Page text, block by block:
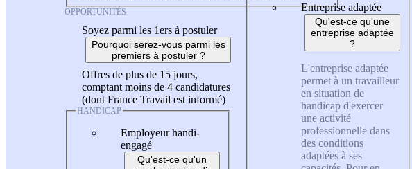
OPPORTUNITÉS
Soyez parmi les 1ers à postuler
Pourquoi serez-vous parmi les
premiers à postuler ?
Offres de plus de 15 jours,
comptant moins de 4 candidatures
(dont France Travail est informé)
HANDICAP
Employeur handi-
engagé
Qu'est-ce qu'un
Entreprise adaptée
Qu'est-ce qu'une
entreprise adaptée
?
L'entreprise adaptée
permet à un travailleur
en situation de
handicap d'exercer
une activité
professionnelle dans
des conditions
adaptées à ses